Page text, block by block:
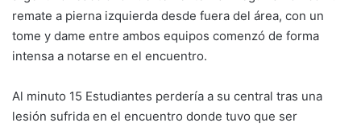
remate a pierna izquierda desde fuera del área, con un
tome y dame entre ambos equipos comenzó de forma
intensa a notarse en el encuentro.
Al minuto 15 Estudiantes perdería a su central tras una
lesión sufrida en el encuentro donde tuvo que ser